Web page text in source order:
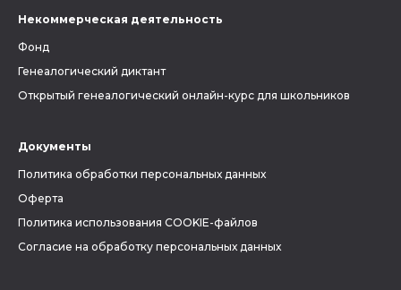
Некоммерческая деятельность
Фонд
Генеалогический диктант
Открытый генеалогический онлайн-курс для школьников
Документы
Политика обработки персональных данных
Оферта
Политика использования COOKIE-файлов
Согласие на обработку персональных данных